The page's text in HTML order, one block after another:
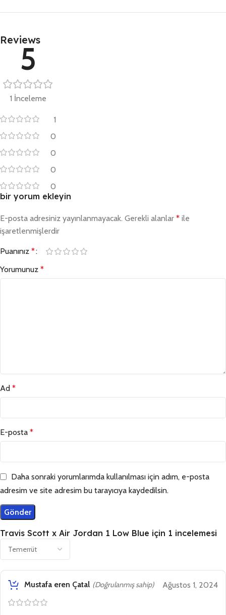
Reviews
5
1 İnceleme
1
0
0
0
0
Travis Scott x Air Jordan 1 Low Blue için 1 incelemesi
Mustafa eren Çatal (Doğrulanmış sahip) Ağustos 1, 2024
bir yorum ekleyin
E-posta adresiniz yayınlanmayacak. Gerekli alanlar * ile
işaretlenmişlerdir
Puanınız *
Yorumunuz *
Ad *
E-posta *
Daha sonraki yorumlarımda kullanılması için adım, e-posta
adresim ve site adresim bu tarayıcıya kaydedilsin.